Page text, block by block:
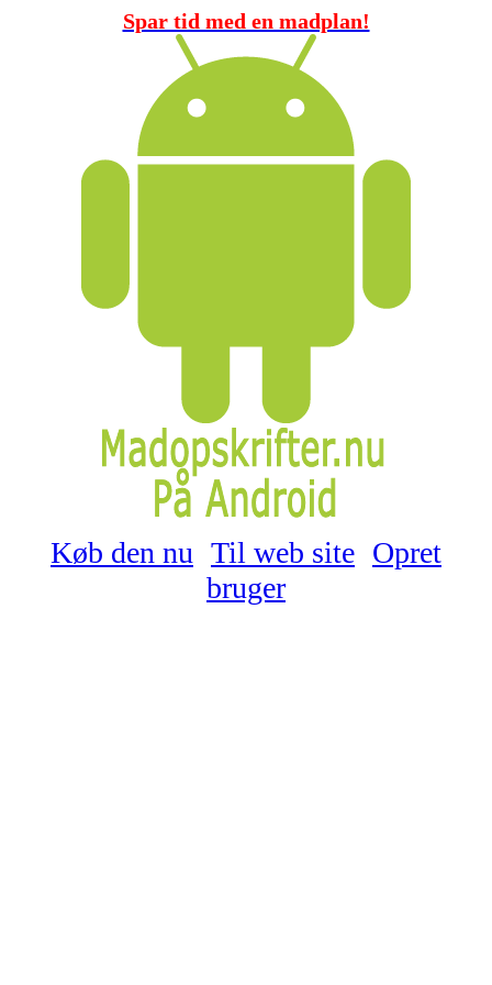
Spar tid med en madplan!
Køb den nu Til web site Opret
bruger